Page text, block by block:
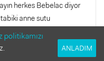
herkes Bebelac diyor
anne sutu
YANITLA
politikamızı
ANLADIM